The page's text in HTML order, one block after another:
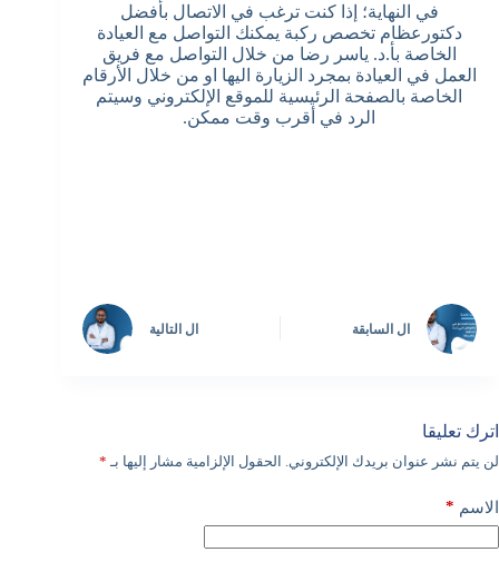
في النهاية؛ إذا كنت ترغب في الاتصال بأفضل
دكتورعظام تخصص ركبة يمكنك التواصل مع العيادة
الخاصة بأ.د. ياسر رضا من خلال التواصل مع فريق
العمل في العيادة بمجرد الزيارة اليها او من خلال الأرقام
الخاصة بالصفحة الرئيسية للموقع الإلكتروني وسيتم
الرد في أقرب وقت ممكن.
ال السابقة ال التالية
اترك تعليقا
لن يتم نشر عنوان بريدك الإلكتروني. الحقول الإلزامية مشار إليها بـ *
الاسم *